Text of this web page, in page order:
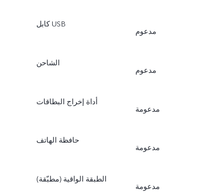
كابل USB
مدعوم
الشاحن
مدعوم
أداة إخراج البطاقات
مدعومة
حافظة الهاتف
مدعومة
الطبقة الواقية (مطبّقة)
مدعومة